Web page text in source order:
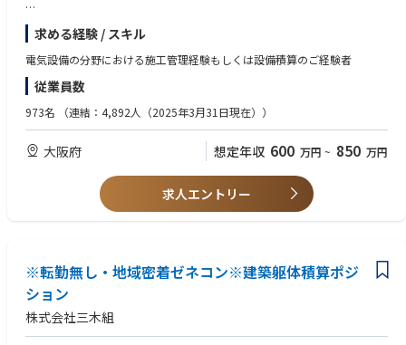
【最近の実績】
東京国際展示場（東京ビッグサイト）/ウェスティンホテル大阪/
に関与可能です。
【同社ならでは設計業務】
風通しがよく、縦割りの分担業務体制ではないため、自身のアイデアを発
言し、
また自社で施工も行うため、建物が出来上がるまで一貫して関与可能で
求める経験 / スキル
電気設備の分野における施工管理経験もしくは設備積算のご経験者
従業員数
973名 （連結：4,892人（2025年3月31日現在））
大阪府 想定年収 600 万円 ~ 850 万円
求人エントリー
※転勤無し・地域密着ゼネコン※建築躯体積算ポジ
ション
株式会社三木組